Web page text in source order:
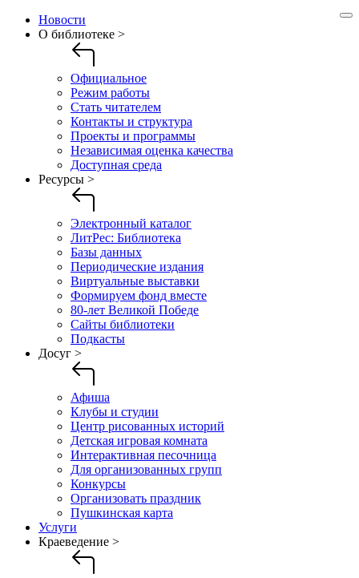
Новости
О библиотеке >
Официальное
Режим работы
Стать читателем
Контакты и структура
Проекты и программы
Независимая оценка качества
Доступная среда
Ресурсы >
Электронный каталог
ЛитРес: Библиотека
Базы данных
Периодические издания
Виртуальные выставки
Формируем фонд вместе
80-лет Великой Победе
Сайты библиотеки
Подкасты
Досуг >
Афиша
Клубы и студии
Центр рисованных историй
Детская игровая комната
Интерактивная песочница
Для организованных групп
Конкурсы
Организовать праздник
Пушкинская карта
Услуги
Краеведение >